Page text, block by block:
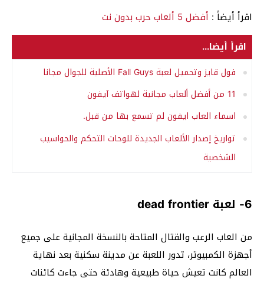
اقرأ أيضاً : أفضل 5 ألعاب حرب بدون نت
اقرأ أيضا...
فول قايز وتحميل لعبة Fall Guys الأصلية للجوال مجانا
11 من أفضل ألعاب مجانية لهواتف آيفون
اسماء العاب ايفون لم تسمع بها من قبل.
تواريخ إصدار الألعاب الجديدة للوحات التحكم والحواسيب
الشخصية
6- لعبة dead frontier
من العاب الرعب والقتال المتاحة بالنسخة المجانية على جميع
أجهزة الكمبيوتر، تدور اللعبة عن مدينة سكنية بعد نهاية
العالم كانت تعيش حياة طبيعية وهادئة حتى جاءت كائنات